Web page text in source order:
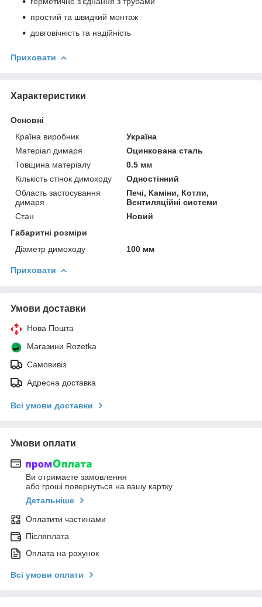
простий та швидкий монтаж
довговічність та надійність
Приховати
Характеристики
Основні
Країна виробник
Україна
Матеріал димаря
Оцинкована сталь
Товщина матеріалу
0.5 мм
Кількість стінок димоходу
Одностінний
Область застосування
димаря
Печі, Каміни, Котли,
Вентиляційні системи
Стан
Новий
Габаритні розміри
Діаметр димоходу
100 мм
Приховати
Умови доставки
Нова Пошта
Магазини Rozetka
Самовивіз
Адресна доставка
Всі умови доставки
Умови оплати
Ви отримаєте замовлення
або гроші повернуться на вашу картку
Детальніше
Оплатити частинами
Післяплата
Оплата на рахунок
Всі умови оплати